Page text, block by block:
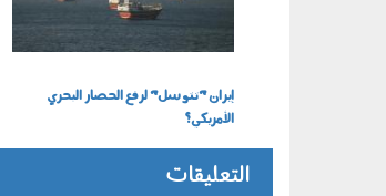
إيران "تتوسل" لرفع الحصار البحري
الأمريكي؟
التعليقات